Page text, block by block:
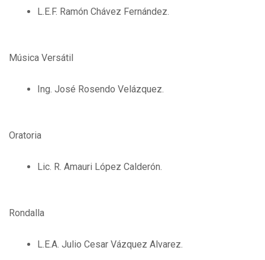
L.E.F. Ramón Chávez Fernández.
Música Versátil
Ing. José Rosendo Velázquez.
Oratoria
Lic. R. Amauri López Calderón.
Rondalla
L.E.A. Julio Cesar Vázquez Alvarez.